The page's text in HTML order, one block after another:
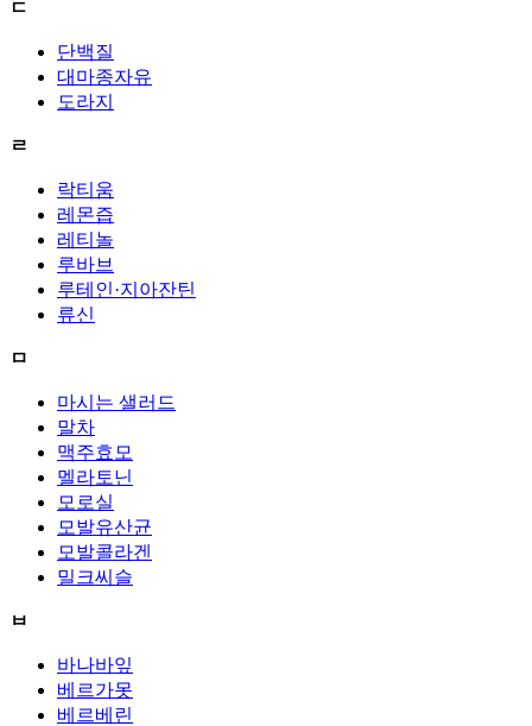
ㄷ
단백질
대마종자유
도라지
ㄹ
락티움
레몬즙
레티놀
루바브
루테인·지아잔틴
류신
ㅁ
마시는 샐러드
말차
맥주효모
멜라토닌
모로실
모발유산균
모발콜라겐
밀크씨슬
ㅂ
바나바잎
베르가못
베르베린